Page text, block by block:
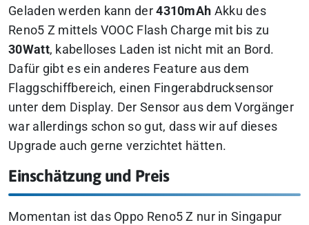
Geladen werden kann der4310mAh Akku des
Reno5 Z mittels VOOC Flash Charge mit bis zu
30Watt, kabelloses Laden ist nicht mit an Bord.
Dafür gibt es ein anderes Feature aus dem
Flaggschiffbereich, einen Fingerabdrucksensor
unter dem Display. Der Sensor aus dem Vorgänger
war allerdings schon so gut, dass wir auf dieses
Upgrade auch gerne verzichtet hätten.
Einschätzung und Preis
Momentan ist das Oppo Reno5 Z nur in Singapur